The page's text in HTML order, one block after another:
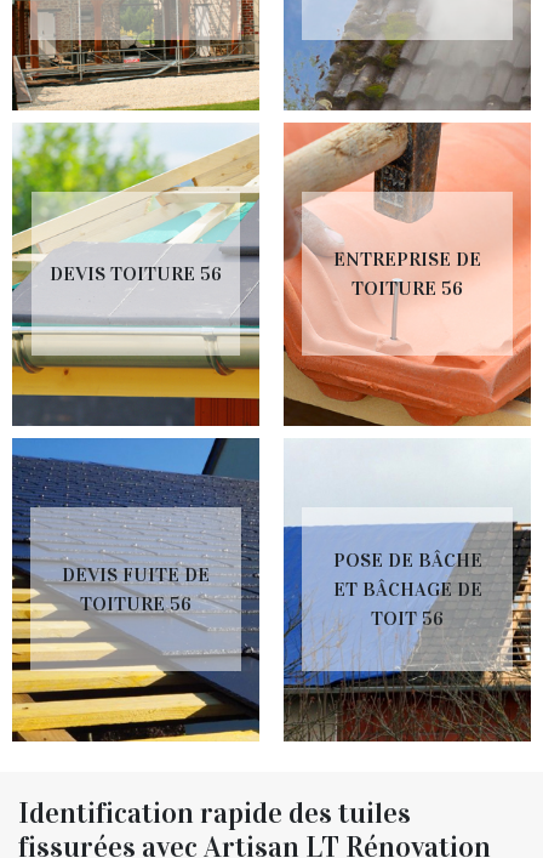
DEVIS TOITURE 56
ENTREPRISE DE
TOITURE 56
DEVIS FUITE DE
TOITURE 56
POSE DE BÂCHE
ET BÂCHAGE DE
TOIT 56
Identification rapide des tuiles
fissurées avec Artisan LT Rénovation